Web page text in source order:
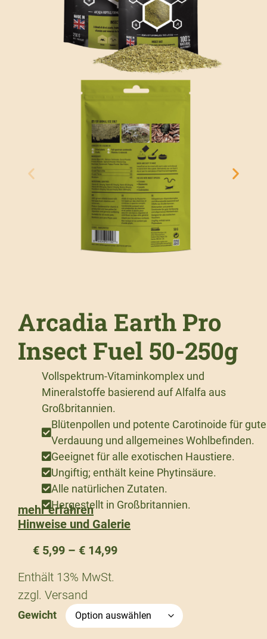
Arcadia Earth Pro
Insect Fuel 50-250g
Vollspektrum-Vitaminkomplex und
Mineralstoffe basierend auf Alfalfa aus
Großbritannien.
Blütenpollen und potente Carotinoide für gute
Verdauung und allgemeines Wohlbefinden.
Geeignet für alle exotischen Haustiere.
Ungiftig; enthält keine Phytinsäure.
Alle natürlichen Zutaten.
Hergestellt in Großbritannien.
mehr erfahren
Hinweise und Galerie
€ 5,99 – € 14,99
Enthält 13% MwSt.
zzgl. Versand
Gewicht